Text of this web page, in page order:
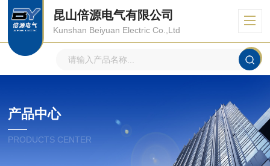
昆山倍源电气有限公司
Kunshan Beiyuan Electric Co.,Ltd
产品中心
PRODUCTS CENTER